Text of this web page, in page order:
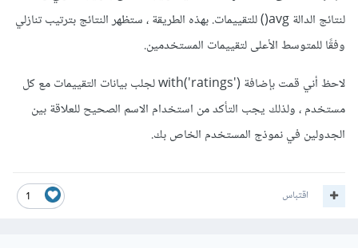
لنتائج الدالة avg() للتقييمات. بهذه الطريقة ، ستظهر النتائج بترتيب تنازلي
وفقًا للمتوسط الأعلى لتقييمات المستخدمين.
لاحظ أني قمت بإضافة with('ratings') لجلب بيانات التقييمات مع كل
مستخدم ، ولذلك يجب التأكد من استخدام الاسم الصحيح للعلاقة بين
الجدولين في نموذج المستخدم الخاص بك.
1 اقتباس